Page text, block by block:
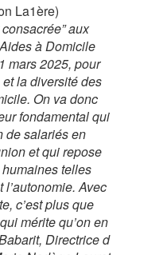
La1ère)
aux
à Domicile
mars 2025, pour
la diversité des
On va donc
fondamental qui
de salariés en
et qui repose
telles
l’autonomie. Avec
c’est plus que
mérite qu’on en
Directrice d